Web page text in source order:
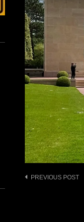
Post
PREVIOUS POST